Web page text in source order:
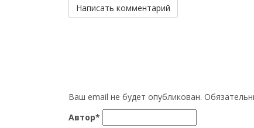
Написать комментарий
Ваш email не будет опубликован.
Автор*